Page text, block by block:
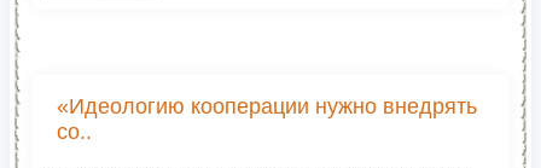
«Идеологию кооперации нужно внедрять
со..